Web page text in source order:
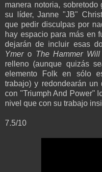
manera notoria,
su líder, Janne "JB"
que pedir disculpas por
hay espacio para más en
dejarán de incluir esas
Ymero The Hammer
relleno (aunque quizás
elemento Folk en sólo
trabajo) y redondearán
con "Triumph And Power"
nivel que con su trabajo
7.5/10